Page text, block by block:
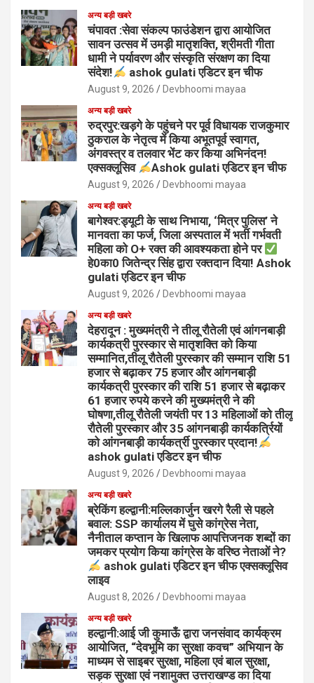
अन्य बड़ी खबरे
चंपावत :सेवा संकल्प फाउंडेशन द्वारा आयोजित
सावन उत्सव में उमड़ी मातृशक्ति, श्रीमती गीता
धामी ने पर्यावरण और संस्कृति संरक्षण का दिया
संदेश!
ashok gulati एडिटर इन चीफ
August 9, 2026 Devbhoomi mayaa
अन्य बड़ी खबरे
रुद्रपुर:खड़गे के पहुंचने पर पूर्व विधायक राजकुमार
ठुकराल के नेतृत्व में किया अभूतपूर्व स्वागत,
अंगवस्त्र व तलवार भेंट कर किया अभिनंदन!
एक्सक्लूसिव
Ashok gulati एडिटर इन चीफ
August 9, 2026 Devbhoomi mayaa
अन्य बड़ी खबरे
बागेश्वर:ड्यूटी के साथ निभाया, ‘मित्र पुलिस’ ने
मानवता का फर्ज, जिला अस्पताल में भर्ती गर्भवती
महिला को O+ रक्त की आवश्यकता होने पर
हे0का0 जितेन्द्र सिंह द्वारा रक्तदान दिया! Ashok
gulati एडिटर इन चीफ
August 9, 2026 Devbhoomi mayaa
अन्य बड़ी खबरे
देहरादून : मुख्यमंत्री ने तीलू रौतेली एवं आंगनबाड़ी
कार्यकत्री पुरस्कार से मातृशक्ति को किया
सम्मानित,तीलू रौतेली पुरस्कार की सम्मान राशि 51
हजार से बढ़ाकर 75 हजार और आंगनबाड़ी
कार्यकत्री पुरस्कार की राशि 51 हजार से बढ़ाकर
61 हजार रुपये करने की मुख्यमंत्री ने की
घोषणा,तीलू रौतेली जयंती पर 13 महिलाओं को तीलू
रौतेली पुरस्कार और 35 आंगनबाड़ी कार्यकर्त्रियों
को आंगनबाड़ी कार्यकर्त्री पुरस्कार प्रदान!
ashok gulati एडिटर इन चीफ
August 9, 2026 Devbhoomi mayaa
अन्य बड़ी खबरे
ब्रेकिंग हल्द्वानी:मल्लिकार्जुन खरगे रैली से पहले
बवाल: SSP कार्यालय में घुसे कांग्रेस नेता,
नैनीताल कप्तान के खिलाफ आपत्तिजनक शब्दों का
जमकर प्रयोग किया कांग्रेस के वरिष्ठ नेताओं ने?
ashok gulati एडिटर इन चीफ एक्सक्लूसिव
लाइव
August 8, 2026 Devbhoomi mayaa
अन्य बड़ी खबरे
हल्द्वानी:आई जी कुमाऊँ द्वारा जनसंवाद कार्यक्रम
आयोजित, “देवभूमि का सुरक्षा कवच” अभियान के
माध्यम से साइबर सुरक्षा, महिला एवं बाल सुरक्षा,
सड़क सुरक्षा एवं नशामुक्त उत्तराखण्ड का दिया